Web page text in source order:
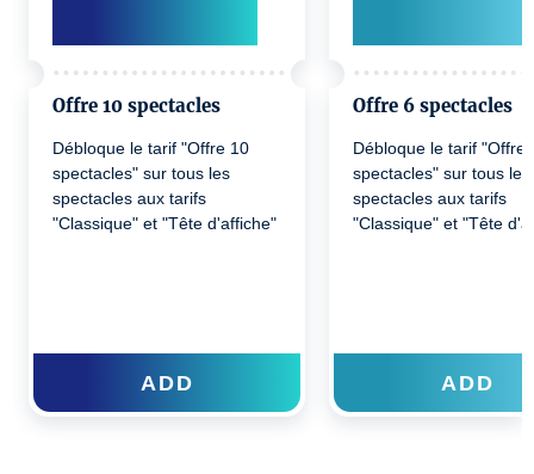
Offre 10 spectacles
Débloque le tarif "Offre 10
spectacles" sur tous les
spectacles aux tarifs
"Classique" et "Tête d'affiche"
ADD
Offre 6 spectacles
Débloque le tarif "Offre
spectacles" sur tous les
spectacles aux tarifs
"Classique" et "Tête
ADD